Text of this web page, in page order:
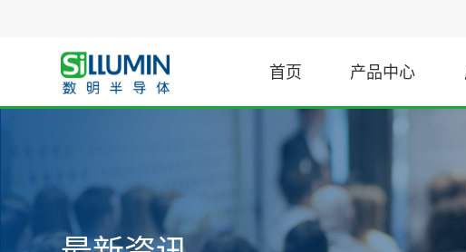
首页 产品中心
门极驱动
隔离驱动
电机驱动
步进电机
数
汽车PTC加热器